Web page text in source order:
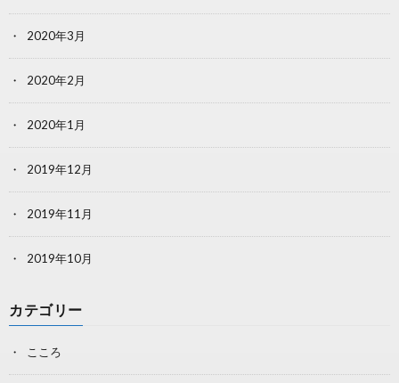
2020年3月
2020年2月
2020年1月
2019年12月
2019年11月
2019年10月
カテゴリー
こころ